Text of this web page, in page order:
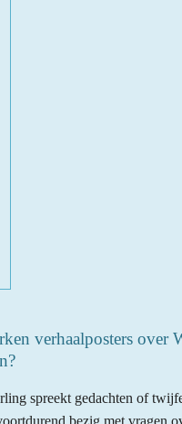
verhaalposters over
spreekt gedachten of
bezig met vragen